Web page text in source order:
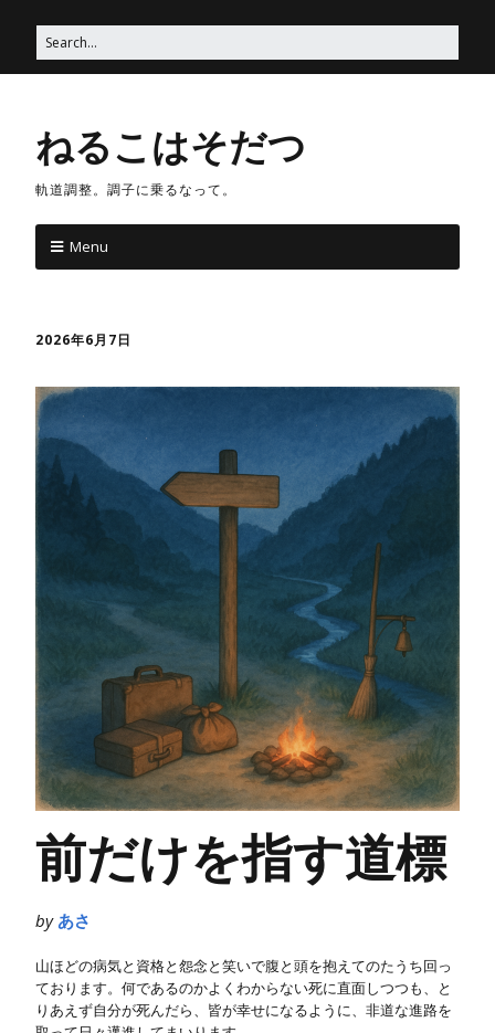
ねるこはそだつ
軌道調整。調子に乗るなって。
Menu
2026年6月7日
前だけを指す道標
byあさ
山ほどの病気と資格と怨念と笑いで腹と頭を抱えてのたうち回っ
ております。何であるのかよくわからない死に直面しつつも、と
りあえず自分が死んだら、皆が幸せになるように、非道な進路を